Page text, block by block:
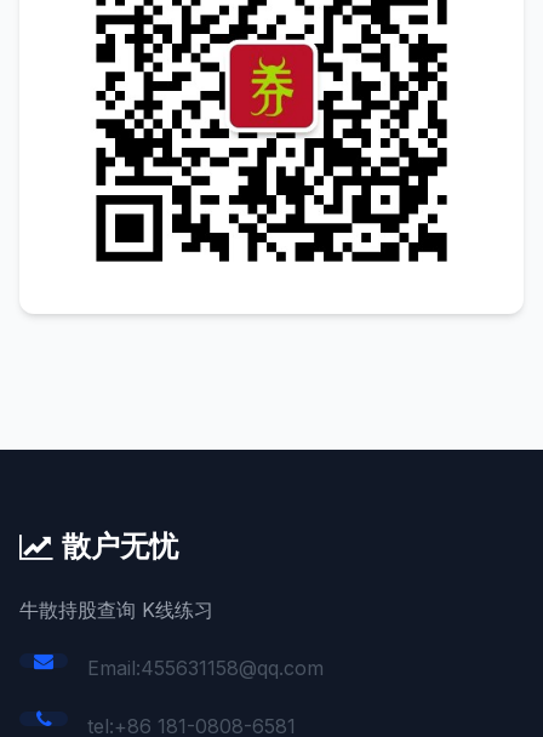
散户无忧
牛散持股查询 K线练习
Email:455631158@qq.com
tel:+86 181-0808-6581